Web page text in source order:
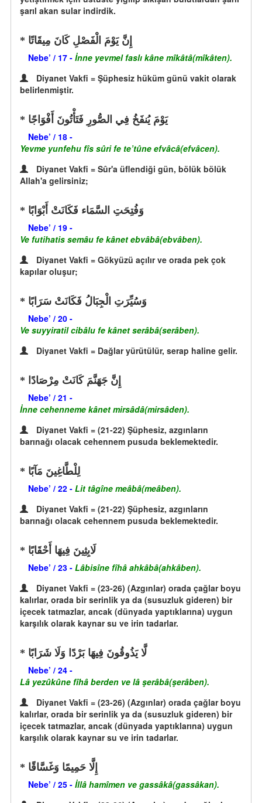
şarıl akan sular indirdik.
إِنَّ يَوْمَ الْفَصْلِ كَانَ مِيقَاتًا
Nebe’ / 17 - İnne yevmel faslı kâne mîkâtâ(mîkâten).
Diyanet Vakfi = Şüphesiz hüküm günü vakit olarak
belirlenmiştir.
يَوْمَ يُنفَخُ فِي الصُّورِ فَتَأْتُونَ أَفْوَاجًا
Nebe’ / 18 -
Yevme yunfehu fîs sûri fe te’tûne efvâcâ(efvâcen).
Diyanet Vakfi = Sûr'a üflendiği gün, bölük bölük
Allah'a gelirsiniz;
وَفُتِحَتِ السَّمَاء فَكَانَتْ أَبْوَابًا
Nebe’ / 19 -
Ve futihatis semâu fe kânet ebvâbâ(ebvâben).
Diyanet Vakfi = Gökyüzü açılır ve orada pek çok
kapılar oluşur;
وَسُيِّرَتِ الْجِبَالُ فَكَانَتْ سَرَابًا
Nebe’ / 20 -
Ve suyyiratil cibâlu fe kânet serâbâ(serâben).
Diyanet Vakfi = Dağlar yürütülür, serap haline gelir.
إِنَّ جَهَنَّمَ كَانَتْ مِرْصَادًا
Nebe’ / 21 -
İnne cehenneme kânet mirsâdâ(mirsâden).
Diyanet Vakfi = (21-22) Şüphesiz, azgınların
barınağı olacak cehennem pusuda beklemektedir.
لِلْطَّاغِينَ مَآبًا
Nebe’ / 22 - Lit tâgîne meâbâ(meâben).
Diyanet Vakfi = (21-22) Şüphesiz, azgınların
barınağı olacak cehennem pusuda beklemektedir.
لَابِثِينَ فِيهَا أَحْقَابًا
Nebe’ / 23 - Lâbisîne fîhâ ahkâbâ(ahkâben).
Diyanet Vakfi = (23-26) (Azgınlar) orada çağlar boyu
kalırlar, orada bir serinlik ya da (susuzluk gideren) bir
içecek tatmazlar, ancak (dünyada yaptıklarına) uygun
karşılık olarak kaynar su ve irin tadarlar.
لَّا يَذُوقُونَ فِيهَا بَرْدًا وَلَا شَرَابًا
Nebe’ / 24 -
Lâ yezûkûne fîhâ berden ve lâ şerâbâ(şerâben).
Diyanet Vakfi = (23-26) (Azgınlar) orada çağlar boyu
kalırlar, orada bir serinlik ya da (susuzluk gideren) bir
içecek tatmazlar, ancak (dünyada yaptıklarına) uygun
karşılık olarak kaynar su ve irin tadarlar.
إِلَّا حَمِيمًا وَغَسَّاقًا
Nebe’ / 25 - İllâ hamîmen ve gassâkâ(gassâkan).